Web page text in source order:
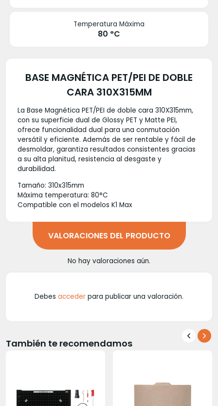
Temperatura Máxima
80 °C
BASE MAGNÉTICA PET/PEI DE DOBLE
CARA 310X315MM
La Base Magnética PET/PEI de doble cara 310X315mm,
con su superficie dual de Glossy PET y Matte PEI,
ofrece funcionalidad dual para una conmutación
versátil y eficiente. Además de ser rentable y fácil de
desmoldar, garantiza resultados consistentes gracias
a su alta planitud, resistencia al desgaste y
durabilidad.
Tamaño: 310x315mm
Máxima temperatura: 80°C
Compatible con el modelos K1 Max
VALORACIONES DEL PRODUCTO
No hay valoraciones aún.
Debes acceder para publicar una valoración.
También te recomendamos